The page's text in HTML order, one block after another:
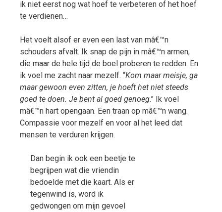
ik niet eerst nog wat hoef te verbeteren of het hoef
te verdienen…
Het voelt alsof er even een last van mâ€™n
schouders afvalt. Ik snap de pijn in mâ€™n armen,
die maar de hele tijd de boel proberen te redden. En
ik voel me zacht naar mezelf. “Kom maar meisje, ga
maar gewoon even zitten, je hoeft het niet steeds
goed te doen. Je bent al goed genoeg.” Ik voel
mâ€™n hart opengaan. Een traan op mâ€™n wang.
Compassie voor mezelf en voor al het leed dat
mensen te verduren krijgen.
Dan begin ik ook een beetje te
begrijpen wat die vriendin
bedoelde met die kaart. Als er
tegenwind is, word ik
gedwongen om mijn gevoel